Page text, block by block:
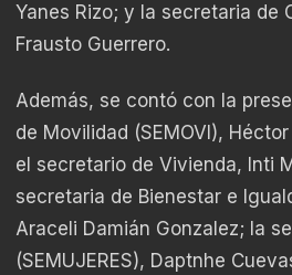
Yanes Rizo; y la secretaria de
Frausto Guerrero.
Además, se contó con la
de Movilidad (SEMOVI),
el secretario de Vivienda, Inti
secretaria de Bienestar e
Araceli Damián Gonzalez; la
(SEMUJERES), Daptnhe